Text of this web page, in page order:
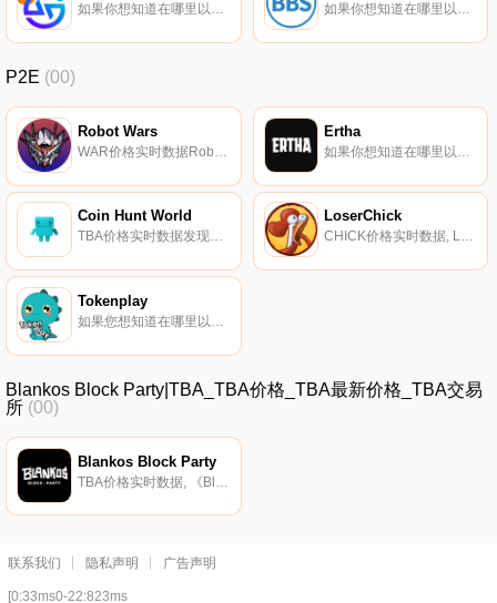
如果你想知道在哪里以当前价格购买Jones GLP,目前交易{Jones GLP]股票的顶级加密货币交易所是Camelot。您可以在我们的加密货币交易所页面上找到其他列表。jGLP是JonesDAO的产品,该协议已经在CoinGecko上列出. 如果你想知道在哪里以当前价格购买BBSCoin,目前交易{BBSCoin]股票的顶级加密货币交易所是TradeOgre。您可以在我们的加密货币交易所页面上找到其他列表。为从公告牌系统交换积分而创建的加密货币向用户打开门；BBSCoin在论坛和网站上的忠诚度,为它提供了通往更大世界的桥梁.
P2E (00)
Robot Wars Ertha
Coin Hunt World
TBA价格实时数据发现隐藏的宝藏。找到钥匙,解锁金库,赚取加密货币。Coin Hunt World是一款地理定位游戏,目的是探索你周围的世界,寻找隐藏的加密货币.
LoserChick
CHICK价格实时数据, LoserChick是一款3D“爪鹤”在线游戏,由表情符号DAO创建,集成了易于使用、高度可玩和久经验证的功能；爪式起重机”；游戏模型,基于GameFi的金融属性,如流动性挖掘、NFT注挖掘、资产交易等一些功能.
Tokenplay
如果您想知道在哪里以当前价格购买Tokenplay,目前交易｛TOPnname｝股票的顶级加密货币交易所是QuickSwap。您可以在我们的加密货币交易所页面上找到其他列表。Tokenplay是在币安智能链和Polygon上开发的NFT和游戏平台。我们的愿景是成为区块链行业最大游戏的中心.
Blankos Block Party|TBA_TBA价格_TBA最新价格_TBA交易
所 (00)
Blankos Block Party
联系我们 隐私声明 广告声明
[0:33ms0-22:823ms